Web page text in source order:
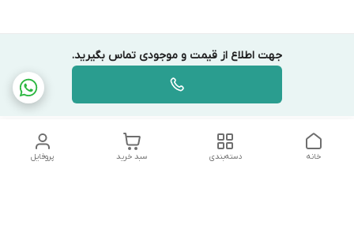
جهت اطلاع از قیمت و موجودی تماس بگیرید.
پروفایل سبد خرید دسته‌بندی خانه